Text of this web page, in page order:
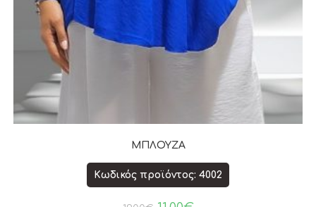
ΜΠΛΟΥΖΑ
Κωδικός προϊόντος: 4002